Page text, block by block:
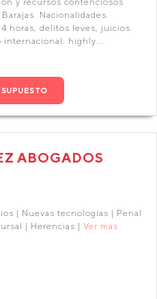
Nacionalidades.
horas, delitos leves, juicios
internacional. highly...
ABOGADOS
| Nuevas tecnologías | Penal
| Herencias | Ver más